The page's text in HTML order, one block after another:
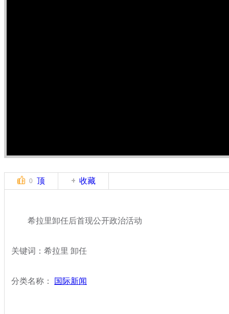
0 顶 收藏
希拉里卸任后首现公开政治活动
关键词：希拉里 卸任
分类名称： 国际新闻